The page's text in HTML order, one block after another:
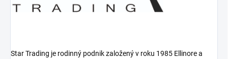
Star Trading je rodinný podnik založený v roku 1985 Ellinore a